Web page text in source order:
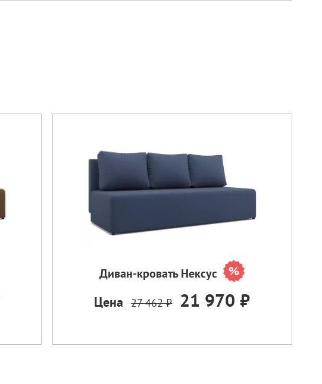
Диван-кровать Нексус
Цена 27 462 ₽ 21 970 ₽